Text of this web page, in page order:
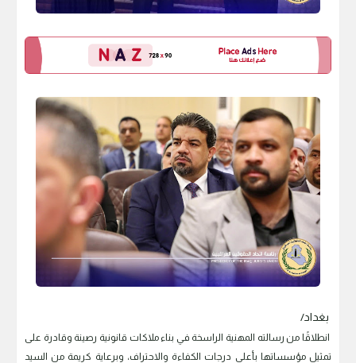
بغداد/
انطلاقًا من رسالته المهنية الراسخة في بناء ملاكات قانونية رصينة وقادرة على
تمثيل مؤسساتها بأعلى درجات الكفاءة والاحتراف، وبرعاية كريمة من السيد